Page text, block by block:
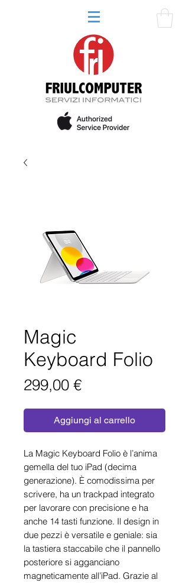
Magic
Keyboard Folio
299,00 €Prezzo
Aggiungi al carrello
La Magic Keyboard Folio è l’anima
gemella del tuo iPad (decima
generazione). È comodissima per
scrivere, ha un trackpad integrato
per lavorare con precisione e ha
anche 14 tasti funzione. Il design in
due pezzi è versatile e geniale: sia
la tastiera staccabile che il pannello
posteriore si agganciano
magneticamente all’iPad. Grazie al